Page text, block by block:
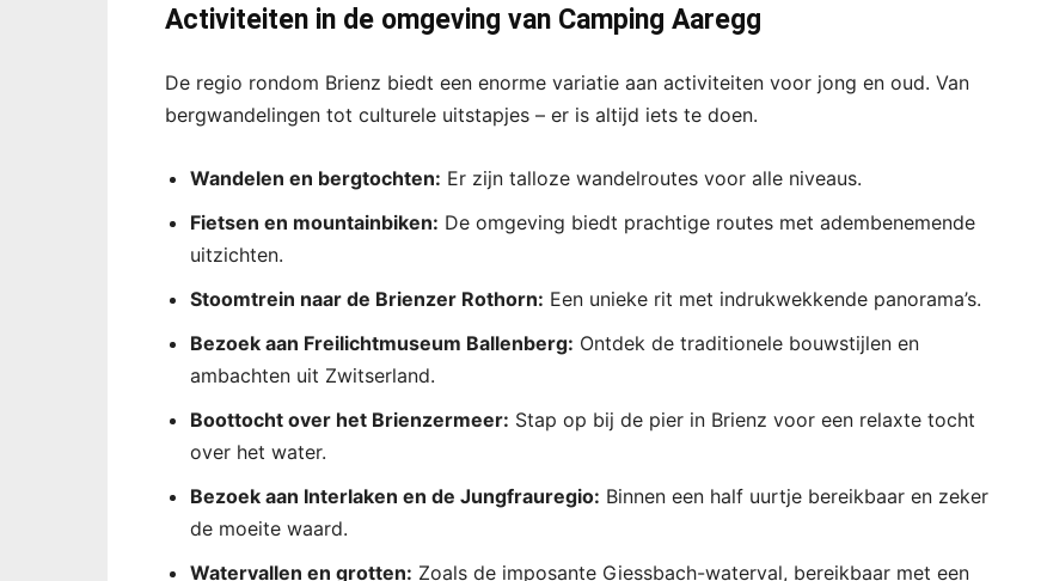
Activiteiten in de omgeving van Camping Aaregg
De regio rondom Brienz biedt een enorme variatie aan activiteiten voor jong en oud. Van
bergwandelingen tot culturele uitstapjes – er is altijd iets te doen.
Wandelen en bergtochten: Er zijn talloze wandelroutes voor alle niveaus.
Fietsen en mountainbiken: De omgeving biedt prachtige routes met adembenemende
uitzichten.
Stoomtrein naar de Brienzer Rothorn: Een unieke rit met indrukwekkende panorama’s.
Bezoek aan Freilichtmuseum Ballenberg: Ontdek de traditionele bouwstijlen en
ambachten uit Zwitserland.
Boottocht over het Brienzermeer: Stap op bij de pier in Brienz voor een relaxte tocht
over het water.
Bezoek aan Interlaken en de Jungfrauregio: Binnen een half uurtje bereikbaar en zeker
de moeite waard.
Watervallen en grotten: Zoals de imposante Giessbach-waterval, bereikbaar met een